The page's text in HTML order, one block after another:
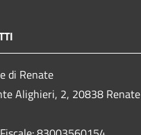
di Renate
Alighieri, 2, 20838 Renate